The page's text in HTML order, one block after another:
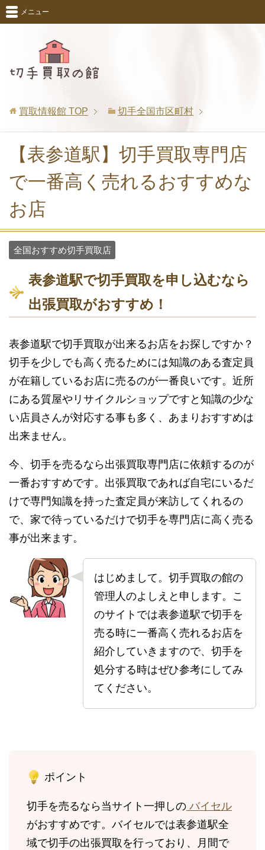
メニュー
買取情報館 TOP 切手全国市区町村
【表参道駅】切手買取専門店
で一番高く売れるおすすめな
お店
全国おすすめ切手買取店
表参道駅で切手買取を申し込むなら
出張買取がおすすめ！
表参道駅で切手買取が出来るお店をお探しですか？
切手を少しでも高く売るためには知識のある査定員
が在籍しているお店に売るのが一番良いです。近所
にある質屋やリサイクルショップですと知識の少な
い店員さんが対応する事も多く、あまりおすすめは
出来ません。
今、切手を売るなら出張買取専門店に依頼するのが
一番おすすめです。出張買取であれば自宅にいるだ
けで専門知識を持った査定員が来訪してくれるの
で、家で待っているだけで切手を専門店に高く売る
事が出来ます。
はじめまして。切手買取の館の
管理人のよしえと申します。こ
のサイトでは表参道駅で切手を
売る時に一番高く売れるお店を
紹介していきますので、切手を
処分する時はぜひ参考にしてみ
てください。
ポイント
切手を売るなら当サイト一押しの バイセル
がおすすめです。バイセルでは表参道駅全
域で切手の出張買取を行っており、月間で